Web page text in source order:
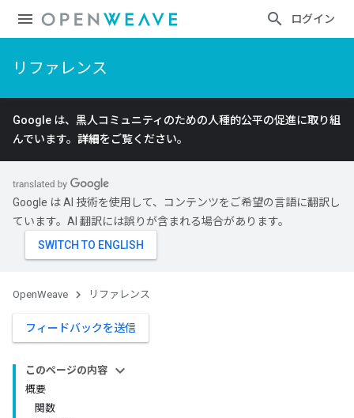
ログイン
リファレンス
Google は、黒人コミュニティのための人種的公平の促進に取り組
んでいます。 詳細をご覧ください。
Google は AI 技術を使用して、コンテンツをご希望の言語に翻訳し
ています。AI 翻訳には誤りが含まれる場合があります。
OpenWeave リファレンス
フィードバックを送信
このページの内容
概要
関数